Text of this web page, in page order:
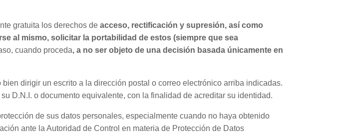
gratuita los derechos de acceso, rectificación y supresión, así como
al mismo, solicitar la portabilidad de estos (siempre que sea
cuando proceda, a no ser objeto de una decisión basada únicamente en
dirigir un escrito a la dirección postal o correo electrónico arriba indicadas.
D.N.I. o documento equivalente, con la finalidad de acreditar su identidad.
de sus datos personales, especialmente cuando no haya obtenido
ante la Autoridad de Control en materia de Protección de Datos